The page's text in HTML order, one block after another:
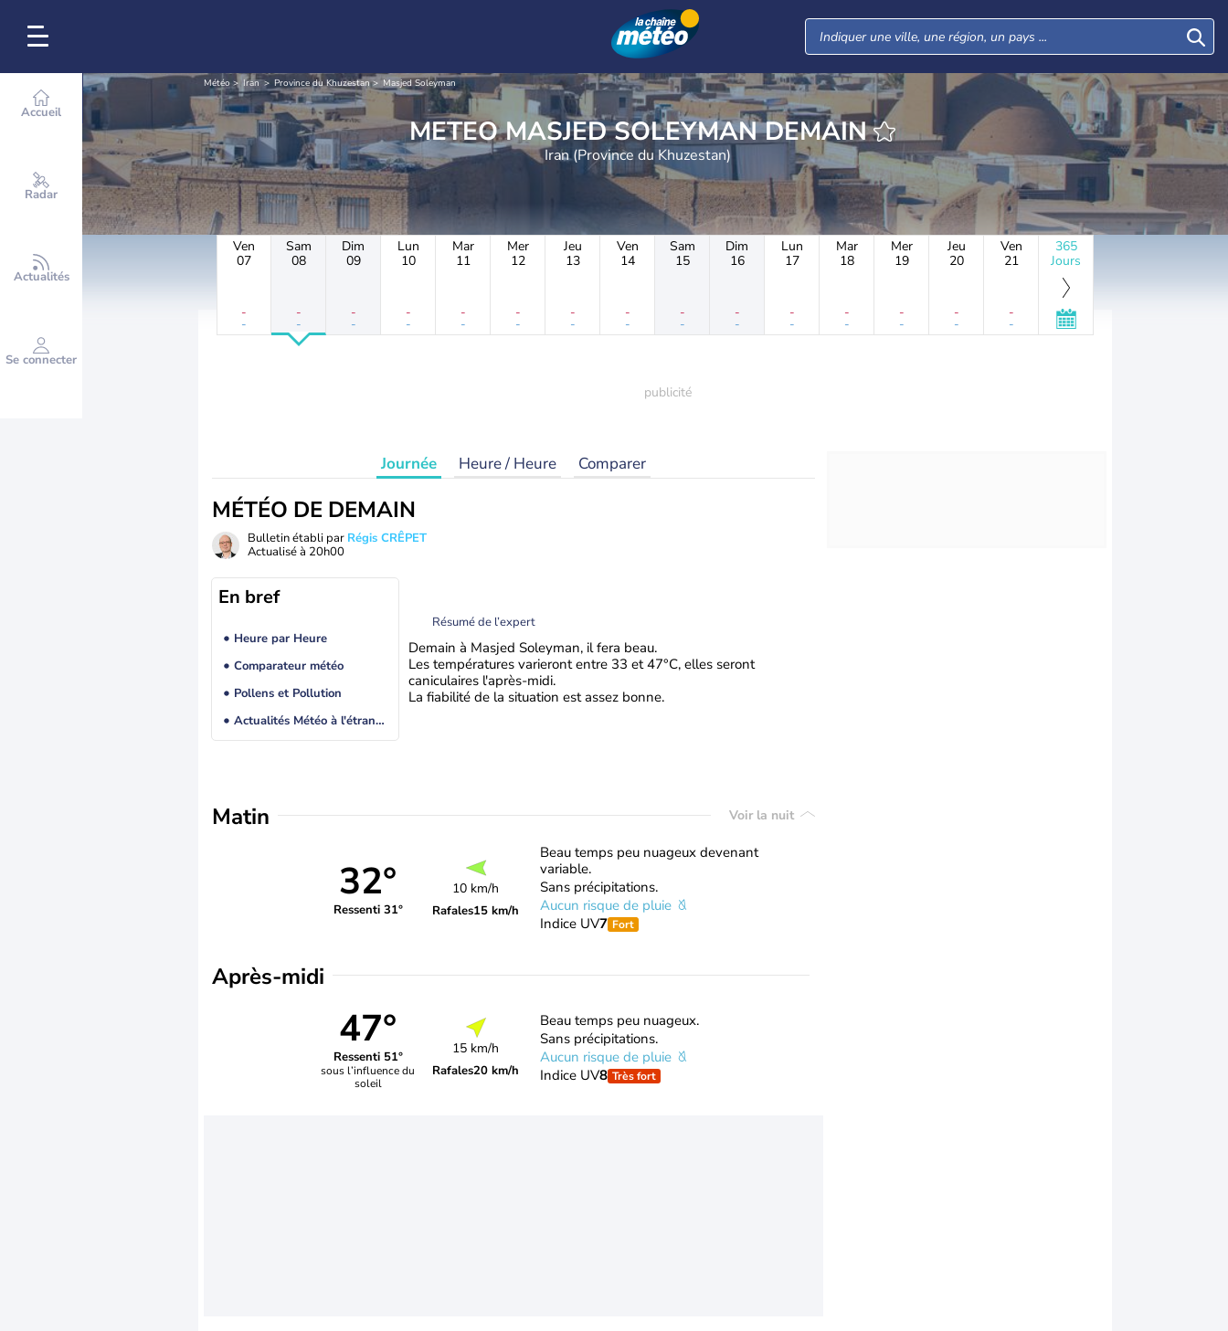
Accueil
Radar
Actualités
Se connecter
Météo Iran Province du Khuzestan Masjed Soleyman
METEO MASJED SOLEYMAN DEMAIN
Iran (Province du Khuzestan)
Ven
07
-
-
Sam
08
-
-
Dim
09
-
-
Lun
10
-
-
Mar
11
-
-
Mer
12
-
-
Jeu
13
-
-
Ven
14
-
-
Sam
15
-
-
Dim
16
-
-
Lun
17
-
-
Mar
18
-
-
Mer
19
-
-
Jeu
20
-
-
Ven
21
-
-
365
Jours
Journée Heure / Heure Comparer
MÉTÉO DE DEMAIN
Bulletin établi par Régis CRÊPET
Actualisé à 20h00
En bref
Heure par Heure
Comparateur météo
Pollens et Pollution
Actualités Météo à l'étranger
Résumé de l’expert
Demain à Masjed Soleyman, il fera beau.
Les températures varieront entre 33 et 47°C, elles seront
caniculaires l'après-midi.
La fiabilité de la situation est assez bonne.
Matin Voir la nuit
32°
Ressenti 31°
10 km/h
Rafales15 km/h
Beau temps peu nuageux devenant
variable.
Sans précipitations.
Aucun risque de pluie
Indice UV7 Fort
Après-midi
47°
Ressenti 51°
sous l’influence du
soleil
15 km/h
Rafales20 km/h
Beau temps peu nuageux.
Sans précipitations.
Aucun risque de pluie
Indice UV8 Très fort